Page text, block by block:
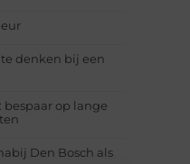
denken bij een
op lange
Den Bosch als